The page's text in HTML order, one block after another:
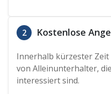
2 Kostenlose
Innerhalb kürzester
von Alleinunterhalter,
interessiert sind.